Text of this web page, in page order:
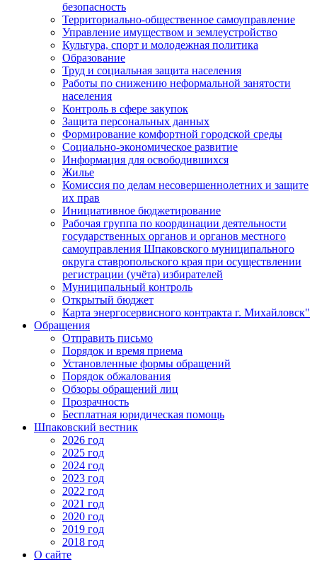
безопасность
Территориально-общественное самоуправление
Управление имуществом и землеустройство
Культура, спорт и молодежная политика
Образование
Труд и социальная защита населения
Работы по снижению неформальной занятости
населения
Контроль в сфере закупок
Защита персональных данных
Формирование комфортной городской среды
Социально-экономическое развитие
Информация для освободившихся
Жилье
Комиссия по делам несовершеннолетних и защите
их прав
Инициативное бюджетирование
Рабочая группа по координации деятельности
государственных органов и органов местного
самоуправления Шпаковского муниципального
округа ставропольского края при осуществлении
регистрации (учёта) избирателей
Муниципальный контроль
Открытый бюджет
Карта энергосервисного контракта г. Михайловск"
Обращения
Отправить письмо
Порядок и время приема
Установленные формы обращений
Порядок обжалования
Обзоры обращений лиц
Прозрачность
Бесплатная юридическая помощь
Шпаковский вестник
2026 год
2025 год
2024 год
2023 год
2022 год
2021 год
2020 год
2019 год
2018 год
О сайте